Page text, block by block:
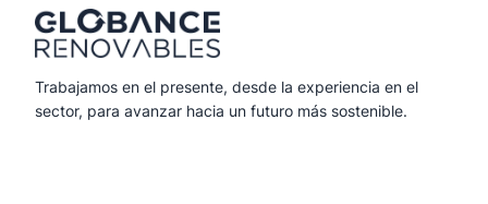
Trabajamos en el presente, desde la experiencia en el
sector, para avanzar hacia un futuro más sostenible.